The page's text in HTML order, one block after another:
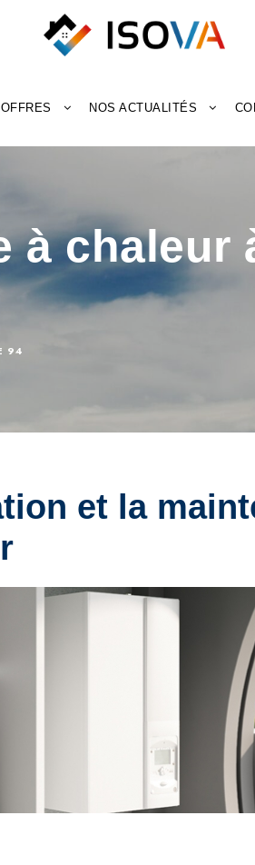
NOS ACTUALITÉS
à chaleur
94
et la